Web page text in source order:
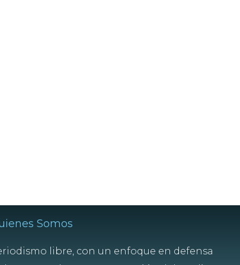
Somos
libre, con un enfoque en defensa